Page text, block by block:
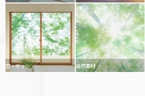
窓・サッシ 自然素材